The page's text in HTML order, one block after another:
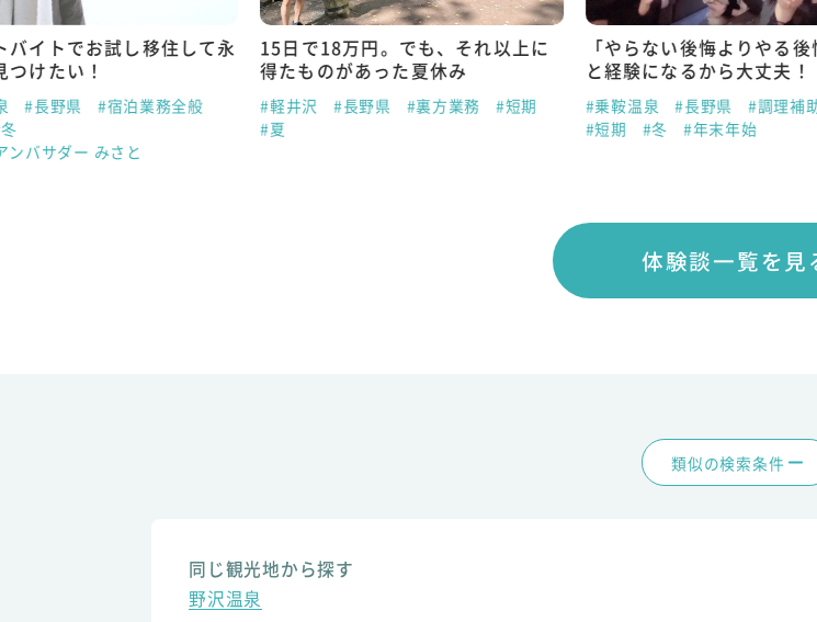
バイトでお試し移住して永
つけたい！
#長野県
#宿泊業務全般
ンバサダー みさと
15日で18万円。でも、それ以上に
得たものがあった夏休み
#軽井沢 #長野県 #裏方業務
#短期
#夏
「やらない後悔よりやる後
と経験になるから大丈夫！
#乗鞍温泉 #長野県
#調理補
#短期
#冬 #年末年始
体験談一覧を見
類似の検索条件
同じ観光地から探す
野沢温泉